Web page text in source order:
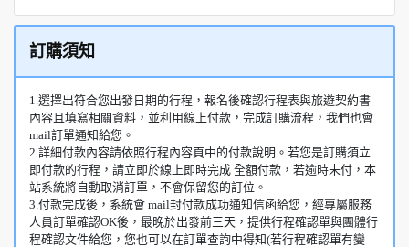
訂購須知
1.選擇出符合您出發日期的行程，報名後確認行程表與旅遊契約書
內容且填寫相關資料，並利用線上付款，完成訂購流程，我們也會
mail訂單通知給您。
2.詳細付款內容請依照行程內容頁中的付款說明。若您是訂購須立
即付款的行程，請立即於線上即時完成 全額付款，若逾時未付，本
站系統將自動取消訂單，不會保留您的訂位。
3.付款完成後，系統會 mail封付款成功通知信函給您，經專屬服務
人員訂單確認OK後，最晚於出發前三天，提供行程確認單與團體行
程確認文件給您，您也可以在訂單查詢中得知(若行程確認單有變